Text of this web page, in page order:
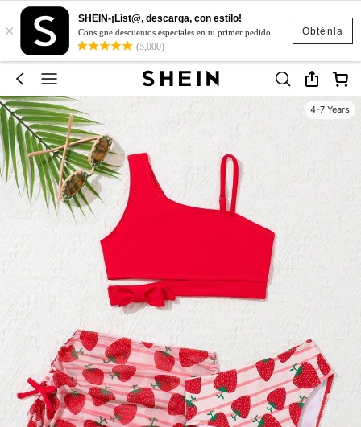
Obténla
×
SHEIN-¡List@, descarga, con estilo!
Consigue descuentos especiales en tu primer pedido
(5,000)
4-7 Years